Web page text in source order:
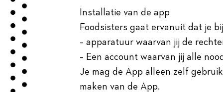
Installatie van de app
Foodsisters gaat ervanuit dat je
– apparatuur waarvan jij de
– Een account waarvan jij alle
Je mag de App alleen zelf
maken van de App.